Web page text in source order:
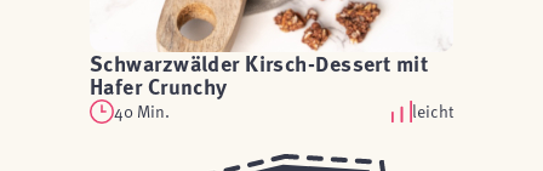
Schwarzwälder Kirsch-Dessert mit
Hafer Crunchy
40 Min. leicht